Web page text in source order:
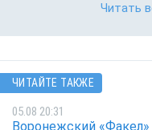
Читать
ЧИТАЙТЕ ТАКЖЕ
05.08 20:31
Воронежский «Факел»